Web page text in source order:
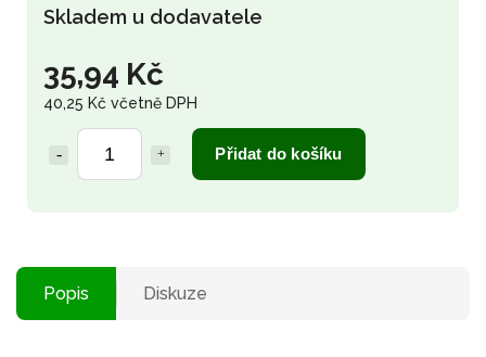
35,94 Kč
40,25 Kč včetně DPH
Přidat do košíku
Skladem u dodavatele
Popis Diskuze